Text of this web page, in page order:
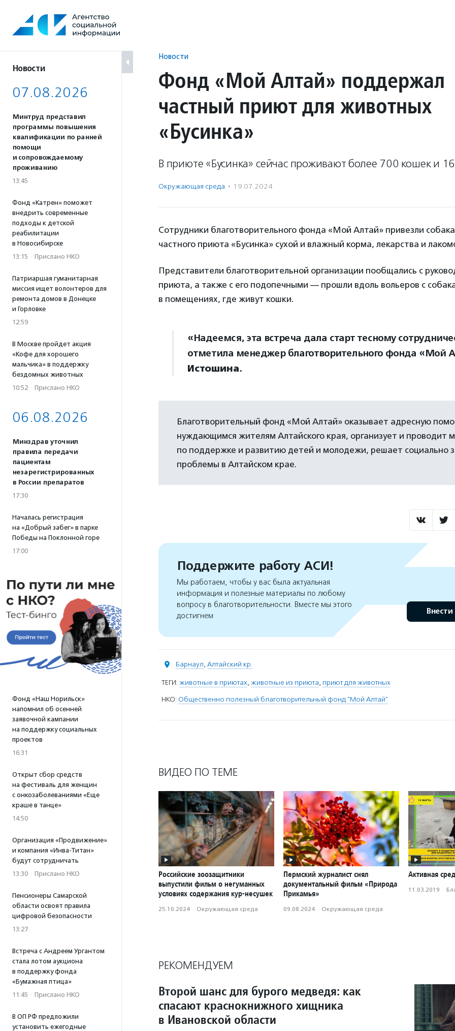
содержанию
Новости
07.08.2026
Минтруд представил
программы повышения
квалификации по ранней
помощи
и сопровождаемому
проживанию
13:45
Фонд «Катрен» поможет
внедрить современные
подходы к детской
реабилитации
в Новосибирске
13:15 · Прислано НКО
Патриаршая гуманитарная
миссия ищет волонтеров для
ремонта домов в Донецке
и Горловке
12:59
В Москве пройдет акция
«Кофе для хорошего
мальчика» в поддержку
бездомных животных
10:52 · Прислано НКО
06.08.2026
Минздрав уточнил
правила передачи
пациентам
незарегистрированных
в России препаратов
17:30
Началась регистрация
на «Добрый забег» в парке
Победы на Поклонной горе
17:00
Фонд «Наш Норильск»
напомнил об осенней
заявочной кампании
на поддержку социальных
проектов
16:31
Открыт сбор средств
на фестиваль для женщин
с онкозаболеваниями «Еще
краше в танце»
14:50
Организация «Продвижение»
и компания «Инва-Титан»
будут сотрудничать
13:30 · Прислано НКО
Пенсионеры Самарской
области освоят правила
цифровой безопасности
13:27
Встреча с Андреем Ургантом
стала лотом аукциона
в поддержку фонда
«Бумажная птица»
11:45 · Прислано НКО
В ОП РФ предложили
установить ежегодные
Новости
Фонд «Мой Алтай» поддержал
частный приют для животных
«Бусинка»
В приюте «Бусинка» сейчас проживают более 700 кошек и
Окружающая среда · 19.07.2024
Сотрудники благотворительного фонда «Мой Алтай» привезли
частного приюта «Бусинка» сухой и влажный корма, лекарства и
Представители благотворительной организации пообщались с
приюта, а также с его подопечными — прошли вдоль вольеров с
в помещениях, где живут кошки.
«Надеемся, эта встреча дала старт тесному
отметила менеджер благотворительного фонда «Мой
Истошина.
Благотворительный фонд «Мой Алтай» оказывает адресную
нуждающимся жителям Алтайского края, организует и проводит
по поддержке и развитию детей и молодежи, решает социально
проблемы в Алтайском крае.
Поддержите работу АСИ!
Мы работаем, чтобы у вас была актуальная
информация и полезные материалы по любому
вопросу в благотворительности. Вместе мы этого
достигнем
Внести
Барнаул, Алтайский кр.
ТЕГИ: животные в приютах, животные из приюта, приют для животных
НКО: Общественно полезный благотворительный фонд "Мой Алтай"
ВИДЕО ПО ТЕМЕ
Российские зоозащитники
выпустили фильм о негуманных
условиях содержания кур-несушек
25.10.2024 · Окружающая среда
Пермский журналист снял
документальный фильм «Природа
Прикамья»
09.08.2024 · Окружающая среда
Активная
11.03.2019 ·
РЕКОМЕНДУЕМ
Второй шанс для бурого медведя: как
спасают краснокнижного хищника
в Ивановской области